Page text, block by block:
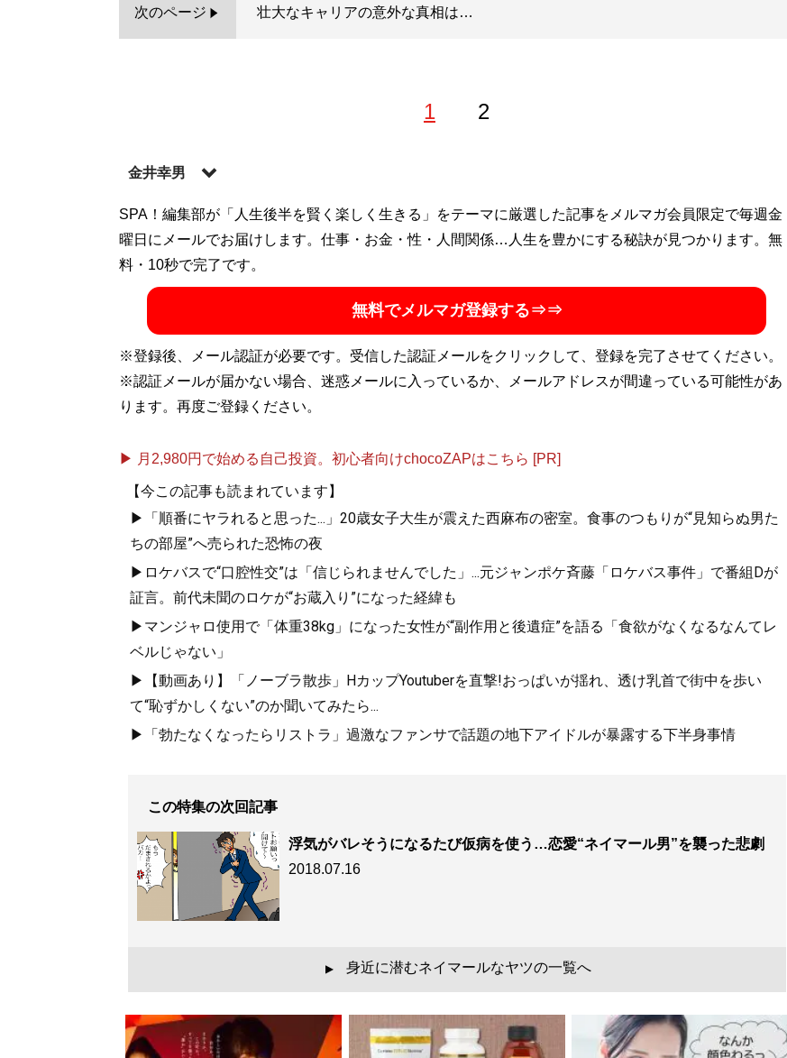
次のページ 壮大なキャリアの意外な真相は…
1 2
金井幸男
編集プロダクション勤務を経て、2002年にフリーランスとして独立。GETON！（学習研究社）、ストリ
ートJACK（KK ベストセラーズ）、スマート（宝島社）、411、GOOUT、THE DAY（すべて三栄書
房）など、ファッション誌を中心に活動する。また、紙媒体だけでなくOCEANSウェブやDiyer(s)をはじ
めとするWEBマガジンも担当。その他、ペットや美容、グルメ、スポーツ、カルチャーといった多ジャ
ンルに携わり、メディア問わず寄稿している。
記事一覧へ
SPA！編集部が「人生後半を賢く楽しく生きる」をテーマに厳選した記事をメルマガ会員限定で毎週金
曜日にメールでお届けします。仕事・お金・性・人間関係…人生を豊かにする秘訣が見つかります。無
料・10秒で完了です。
無料でメルマガ登録する⇒⇒
※登録後、メール認証が必要です。受信した認証メールをクリックして、登録を完了させてください。
※認証メールが届かない場合、迷惑メールに入っているか、メールアドレスが間違っている可能性があ
ります。再度ご登録ください。
▶ 月2,980円で始める自己投資。初心者向けchocoZAPはこちら [PR]
【今この記事も読まれています】
▶「順番にヤラれると思った...」20歳女子大生が震えた西麻布の密室。食事のつもりが“見知らぬ男た
ちの部屋”へ売られた恐怖の夜
▶ロケバスで“口腔性交”は「信じられませんでした」...元ジャンポケ斉藤「ロケバス事件」で番組Dが
証言。前代未聞のロケが“お蔵入り”になった経緯も
▶マンジャロ使用で「体重38kg」になった女性が“副作用と後遺症”を語る「食欲がなくなるなんてレ
ベルじゃない」
▶【動画あり】「ノーブラ散歩」HカップYoutuberを直撃!おっぱいが揺れ、透け乳首で街中を歩い
て“恥ずかしくない”のか聞いてみたら...
▶「勃たなくなったらリストラ」過激なファンサで話題の地下アイドルが暴露する下半身事情
この特集の次回記事
浮気がバレそうになるたび仮病を使う…恋愛“ネイマール男”を襲った悲劇
2018.07.16
▲ 身近に潜むネイマールなヤツの一覧へ